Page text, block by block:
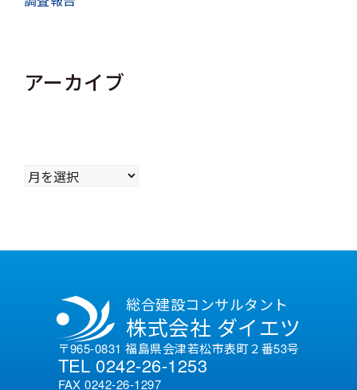
アーカイブ
ア
総合建設コンサルタント
株式会社 ダイエツ
〒965-0831 福島県会津若松市表町２番53号
TEL 0242-26-1253
FAX 0242-26-1297